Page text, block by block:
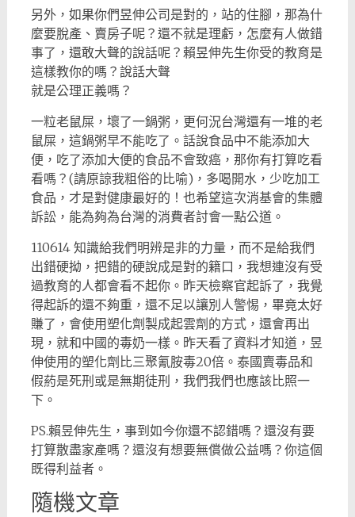
另外，如果你們昱伸公司是對的，站的住腳，那為什
麼要脫產、賣房子呢？還不就是理虧，怎麼有人做錯
事了，還敢大聲的說話呢？賴昱伸先生你受的教育是
這樣教你的嗎？說話大聲
就是公理正義嗎？
一粒老鼠屎，壞了一鍋粥，更何況台灣還有一堆的老
鼠屎，這鍋粥早不能吃了。話說食品中不能添加大
便，吃了添加大便的食品不會致癌，那你有打算吃看
看嗎？(請原諒我粗俗的比喻)，多喝開水，少吃加工
食品，才是對健康最好的！也希望這次消基會的集體
訴訟，能為夠為台灣的消費者討會一點公道。
110614 知識給我們明辨是非的力量，而不是給我們
出錯硬拗，把錯的硬說成是對的籍口，我想連沒有受
過教育的人都會看不起你。昨天檢察官起訴了，我覺
得起訴的還不夠重，還不足以讓別人警惕，畢竟太好
賺了，會使用塑化劑製成起雲劑的方式，還會再出
現，就和中國的毒奶一樣。昨天看了資料才知道，昱
伸使用的塑化劑比三聚氰胺毒20倍。泰國賣毒品和
假葯是死刑或是無期徒刑，我們我們也應該比照一
下。
PS.賴昱伸先生，事到如今你還不認錯嗎？還沒有要
打算散盡家產嗎？還沒有想要無償做公益嗎？你這個
既得利益者。
隨機文章